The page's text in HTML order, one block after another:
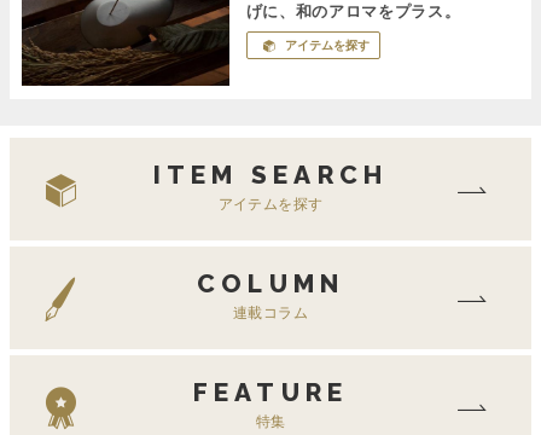
げに、和のアロマをプラス。
アイテムを探す
ITEM SEARCH
アイテムを探す
COLUMN
連載コラム
FEATURE
特集